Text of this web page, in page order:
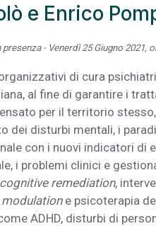
e Enrico
- Venerdì 25 Giugno 2021,
di cura
al fine di garantire i
per il territorio
dei disturbi mentali, i
con i nuovi indicatori di
i problemi clinici e
cognitive remediation,
e psicoterapia
ADHD, disturbi di